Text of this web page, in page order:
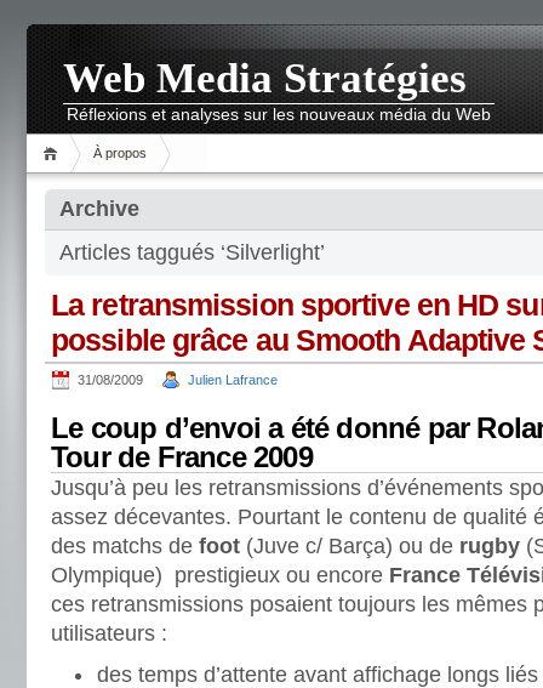
Web Media Stratégies
Réflexions et analyses sur les nouveaux média du Web
À propos
Archive
Articles taggués ‘Silverlight’
La retransmission sportive en HD
possible grâce au Smooth Adaptive
31/08/2009 Julien Lafrance
Le coup d’envoi a été donné par
Tour de France 2009
Jusqu’à peu les retransmissions d’événements
assez décevantes. Pourtant le contenu de qualité
des matchs de foot (Juve c/ Barça) ou de rugby
Olympique) prestigieux ou encore France
ces retransmissions posaient toujours les mêmes
utilisateurs :
des temps d’attente avant affichage longs